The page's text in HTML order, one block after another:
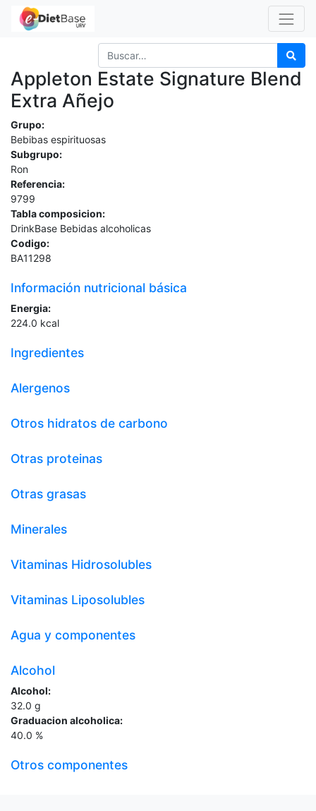
Appleton Estate Signature Blend
Extra Añejo
Grupo:
Bebibas espirituosas
Subgrupo:
Ron
Referencia:
9799
Tabla composicion:
DrinkBase Bebidas alcoholicas
Codigo:
BA11298
Información nutricional básica
Energia:
224.0 kcal
Ingredientes
Alergenos
Otros hidratos de carbono
Otras proteinas
Otras grasas
Minerales
Vitaminas Hidrosolubles
Vitaminas Liposolubles
Agua y componentes
Alcohol
Alcohol:
32.0 g
Graduacion alcoholica:
40.0 %
Otros componentes